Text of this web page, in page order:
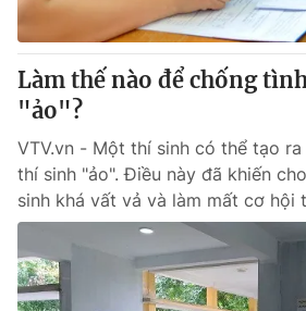
Làm thế nào để chống
"ảo"?
VTV.vn - Một thí sinh có thể tạo
thí sinh "ảo". Điều này đã khiến
sinh khá vất vả và làm mất cơ hội